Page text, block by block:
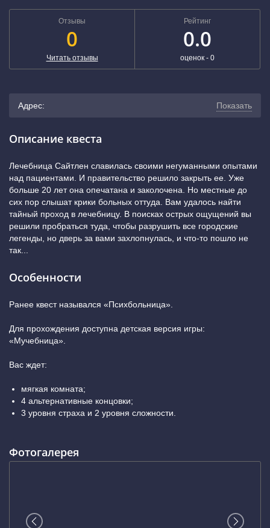
Отзывы
0
Читать отзывы
Рейтинг
0.0
оценок - 0
Адрес: Показать
Описание квеста
Лечебница Сайтлен славилась своими негуманными опытами
над пациентами. И правительство решило закрыть ее. Уже
больше 20 лет она опечатана и заколочена. Но местные до
сих пор слышат крики больных оттуда. Вам удалось найти
тайный проход в лечебницу. В поисках острых ощущений вы
решили пробраться туда, чтобы разрушить все городские
легенды, но дверь за вами захлопнулась, и что-то пошло не
так...
Особенности
Ранее квест назывался «Психбольница».
Для прохождения доступна детская версия игры:
«Мучебница».
Вас ждет:
мягкая комната;
4 альтернативные концовки;
3 уровня страха и 2 уровня сложности.
Фотогалерея